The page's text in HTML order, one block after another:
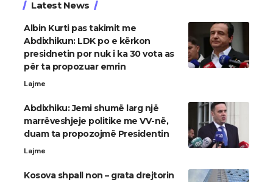
Latest News
Albin Kurti pas takimit me
Abdixhikun: LDK po e kërkon
presidnetin por nuk i ka 30 vota as
për ta propozuar emrin
Lajme
Abdixhiku: Jemi shumë larg një
marrëveshjeje politike me VV-në,
duam ta propozojmë Presidentin
Lajme
Kosova shpall non – grata drejtorin